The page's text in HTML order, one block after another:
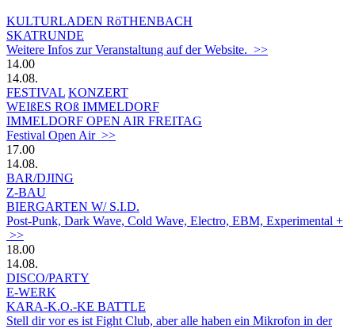
KULTURLADEN RöTHENBACH
SKATRUNDE
Weitere Infos zur Veranstaltung auf der Website. >>
14.00
14.08.
FESTIVAL KONZERT
WEIßES ROß IMMELDORF
IMMELDORF OPEN AIR FREITAG
Festival Open Air >>
17.00
14.08.
BAR/DJING
Z-BAU
BIERGARTEN W/ S.I.D.
Post-Punk, Dark Wave, Cold Wave, Electro, EBM, Experimental +
>>
18.00
14.08.
DISCO/PARTY
E-WERK
KARA-K.O.-KE BATTLE
Stell dir vor es ist Fight Club, aber alle haben ein Mikrofon in der